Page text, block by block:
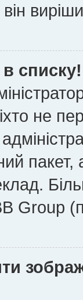
списку!
не
Group